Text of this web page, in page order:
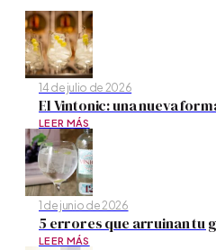
14 de julio de 2026
El Vintonic: una nueva
LEER MÁS
1 de junio de 2026
5 errores que arruinan tu
LEER MÁS